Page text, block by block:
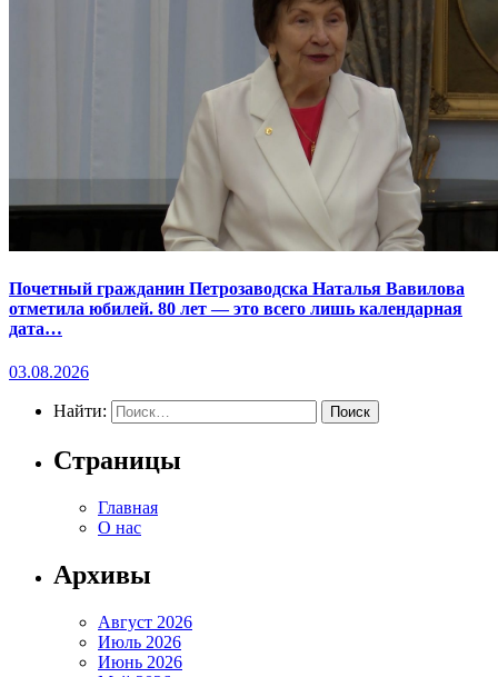
Почетный гражданин Петрозаводска Наталья Вавилова
отметила юбилей. 80 лет — это всего лишь календарная
дата…
03.08.2026
Найти:
Страницы
Главная
О нас
Архивы
Август 2026
Июль 2026
Июнь 2026